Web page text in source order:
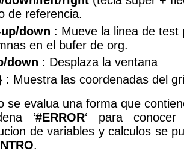
de referencia.
down : Mueve la linea de test
en el bufer de org.
down : Desplaza la ventana
: Muestra las coordenadas del
se evalua una forma que
‘#ERROR‘ para
de variables y calculos se
.